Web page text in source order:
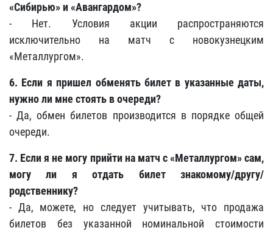
«Сибирью» и «Авангардом»?
- Нет. Условия акции распространяются
исключительно на матч с новокузнецким
«Металлургом».
6. Если я пришел обменять билет в указанные даты,
нужно ли мне стоять в очереди?
- Да, обмен билетов производится в порядке общей
очереди.
7. Если я не могу прийти на матч с «Металлургом»сам,
могу ли я отдать билет знакомому/другу/
родственнику?
- Да, можете, но следует учитывать, что продажа
билетов без указанной номинальной стоимости